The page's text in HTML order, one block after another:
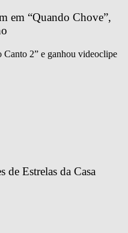
em “Quando Chove”,
Canto 2” e ganhou videoclipe
de Estrelas da Casa